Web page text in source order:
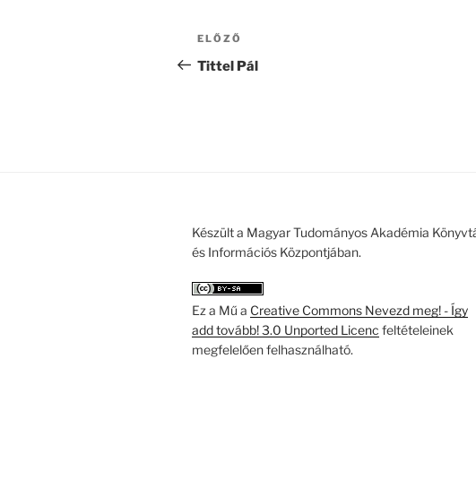
Bejegyzés
navigáció
Korábbi
bejegyzés
ELŐZŐ
Tittel Pál
Készült a Magyar Tudományos Akadémia
és Információs Központjában.
Ez a Mű a Creative Commons Nevezd meg! - Így
add tovább! 3.0 Unported Licenc feltételeinek
megfelelően felhasználható.